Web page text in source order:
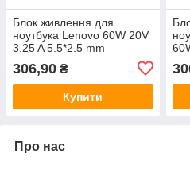
Блок живлення для
ноутбука Lenovo 60W 20V
3.25 A 5.5*2.5 mm
306,90 ₴
Купити
Про нас